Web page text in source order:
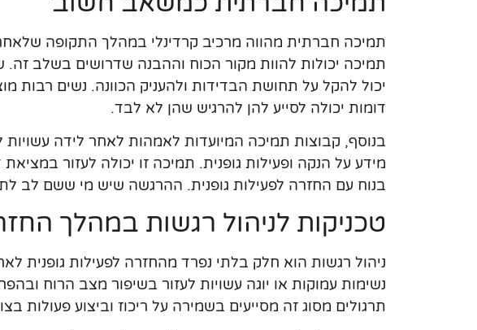
תמיכה חברתית מהווה מרכיב קרדינלי במהלך התקופה
תמיכה יכולות להוות מקור הכוח וההבנה שדרושים בשלב
יכול להקל על תחושת הבדידות ולהעניק הכוונה. נשים רבות
דומות יכולה לסייע להן להרגיש שהן לא לבד.
בנוסף, קבוצות תמיכה המיועדות לאמהות לאחר לידה
מידע על הנקה ופעילות גופנית. תמיכה זו יכולה לעזור
בנוח עם החזרה לפעילות גופנית. ההרגשה שיש מי ששם לב
טכניקות לניהול רגשות במהלך
ניהול רגשות הוא חלק בלתי נפרד מהחזרה לפעילות גופנית
נשימות עמוקות או יוגה עשויות לעזור בשיפור מצב הרוח
תרגולים מסוג זה מסייעים בשמירה על ריכוז וביצוע פעולות